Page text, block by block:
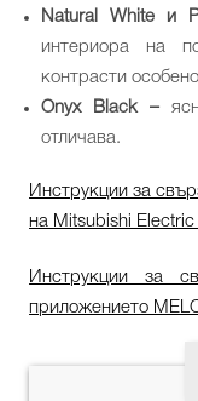
Natural White и
интериора на
контрасти
Onyx Black
–
отличава.
Инструкции за
на Mitsubishi
Инструкции за
приложението